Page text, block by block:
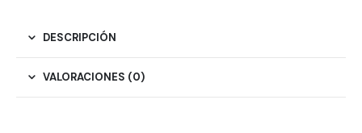
DESCRIPCIÓN
VALORACIONES (0)